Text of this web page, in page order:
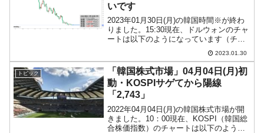
いです
2023年01月30日(月)の韓国時間※が終わ
りました。15:30現在、ドルウォンのチャ
ートは以下のようになっています（チャ
ートは『Investing.com』より引用）。
1,230ウォンを割られました。現在のとこ
ろ「1ドル＝1,227ウォ...
2023.01.30
トピック
「韓国株式市場」04月04日(月)初
動・KOSPIサゲてから陽線
「2,743」
2022年04月04日(月)の韓国株式市場が開
きました。10：00現在、KOSPI（韓国総
合株価指数）のチャートは以下のように